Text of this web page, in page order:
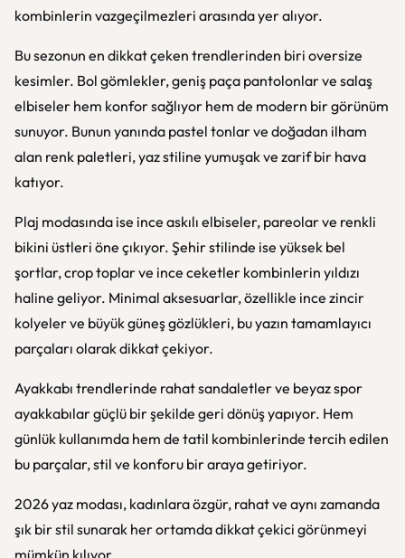
kombinlerin vazgeçilmezleri arasında yer alıyor.
Bu sezonun en dikkat çeken trendlerinden biri oversize
kesimler. Bol gömlekler, geniş paça pantolonlar ve salaş
elbiseler hem konfor sağlıyor hem de modern bir görünüm
sunuyor. Bunun yanında pastel tonlar ve doğadan ilham
alan renk paletleri, yaz stiline yumuşak ve zarif bir hava
katıyor.
Plaj modasında ise ince askılı elbiseler, pareolar ve renkli
bikini üstleri öne çıkıyor. Şehir stilinde ise yüksek bel
şortlar, crop toplar ve ince ceketler kombinlerin yıldızı
haline geliyor. Minimal aksesuarlar, özellikle ince zincir
kolyeler ve büyük güneş gözlükleri, bu yazın tamamlayıcı
parçaları olarak dikkat çekiyor.
Ayakkabı trendlerinde rahat sandaletler ve beyaz spor
ayakkabılar güçlü bir şekilde geri dönüş yapıyor. Hem
günlük kullanımda hem de tatil kombinlerinde tercih edilen
bu parçalar, stil ve konforu bir araya getiriyor.
2026 yaz modası, kadınlara özgür, rahat ve aynı zamanda
şık bir stil sunarak her ortamda dikkat çekici görünmeyi
mümkün kılıyor.